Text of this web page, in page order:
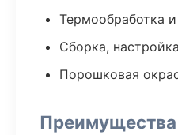
Термообработка
Сборка,
Порошковая